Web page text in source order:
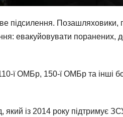
підсилення. Позашляховики,
евакуйовувати поранених,
ї ОМБр, 150-ї ОМБр та інші
із 2014 року підтримує